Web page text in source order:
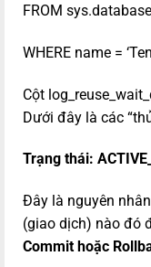
FROM
WHERE name =
Cột
Dưới đây là các
Trạng thái:
Đây là nguyên
(giao dịch) nào đó
Commit hoặc